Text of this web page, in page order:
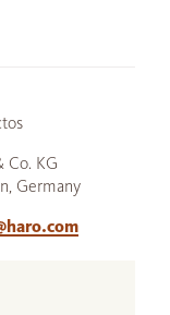
Co. KG
Germany